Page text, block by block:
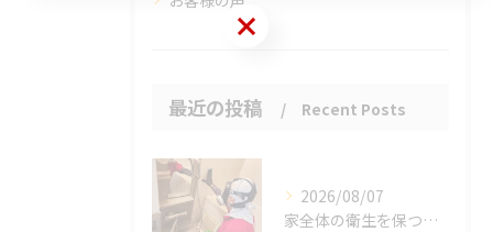
最近の投稿 Recent Posts
2026/08/07
家全体の衛生を保つ鍵。
お問い合わせはこちら